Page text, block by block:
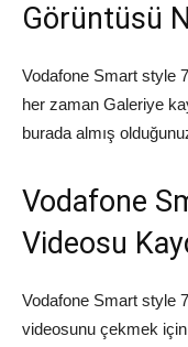
Görüntüsü
Vodafone Smart style
her zaman Galeriye
burada almış
Vodafone
Videosu
Vodafone Smart style
videosunu çekmek